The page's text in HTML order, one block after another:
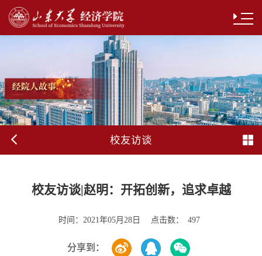
校友访谈
校友访谈|赵明：开拓创新，追求卓越
时间： 2021年05月28日 点击数： 497
分享到：